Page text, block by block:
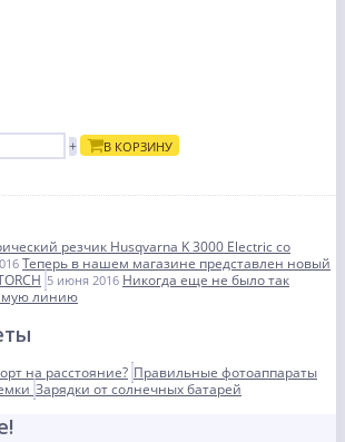
+ В КОРЗИНУ
резчик Husqvarna K 3000 Electric со
Теперь в нашем магазине представлен новый
5 июня 2016 Никогда еще не было так
линию
на расстояние? Правильные фотоаппараты
Зарядки от солнечных батарей